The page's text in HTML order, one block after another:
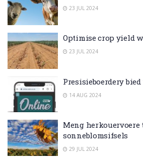
23 JUL 2024
Optimise crop yield
23 JUL 2024
Presisieboerdery
14 AUG 2024
Meng herkouervoere
sonneblomsifsels
29 JUL 2024